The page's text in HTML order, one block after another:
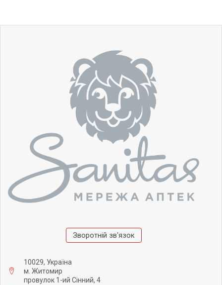
Зворотній зв'язок
10029, Україна
м. Житомир
провулок 1-ий Сінний, 4